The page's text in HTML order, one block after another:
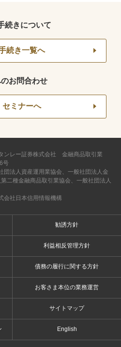
続きについて
続き一覧へ
お問合わせ
セミナーへ
ンレー証券株式会社 金融商品取引業
号
団法人資産運用業協会、一般社団法人金
二種金融商品取引業協会、一般社団法人
会社日本信用情報機構
勧誘方針
利益相反管理方針
債務の履行に関する方針
お客さま本位の業務運営
サイトマップ
English